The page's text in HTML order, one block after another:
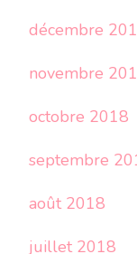
décembre
novembre
octobre 2018
septembre
août 2018
juillet 2018